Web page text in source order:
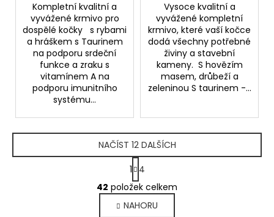
Kompletní kvalitní a
vyvážené krmivo pro
dospělé kočky s rybami
a hráškem s Taurinem
na podporu srdeční
funkce a zraku s
vitamínem A na
podporu imunitního
systému...
Vysoce kvalitní a
vyvážené kompletní
krmivo, které vaší kočce
dodá všechny potřebné
živiny a stavební
kameny. S hovězím
masem, drůbeží a
zeleninou S taurinem -...
O
v
l
NAČÍST 12 DALŠÍCH
S
t
r
á
n
1
4
42 položek celkem
NAHORU